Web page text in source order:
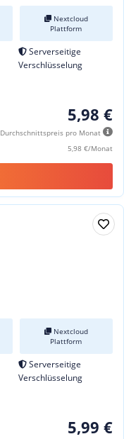
Nextcloud
Plattform
Serverseitige
Verschlüsselung
5,98 €
Durchschnittspreis pro Monat
5,98 €/Monat
Nextcloud
Plattform
Serverseitige
Verschlüsselung
5,99 €